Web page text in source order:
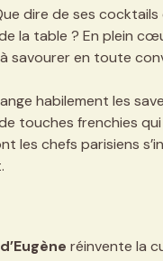
dire de ses
la table ? En plein
savourer en toute
habilement les
touches frenchies
les chefs parisiens
réinvente la